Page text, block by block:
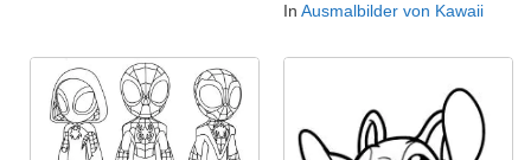
In Ausmalbilder von Kawaii